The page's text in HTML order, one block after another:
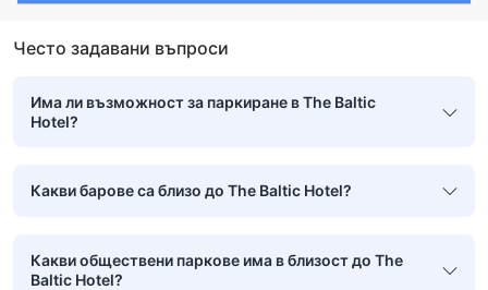
Често задавани въпроси
Има ли възможност за паркиране в The Baltic
Hotel?
Какви барове са близо до The Baltic Hotel?
Какви обществени паркове има в близост до The
Baltic Hotel?